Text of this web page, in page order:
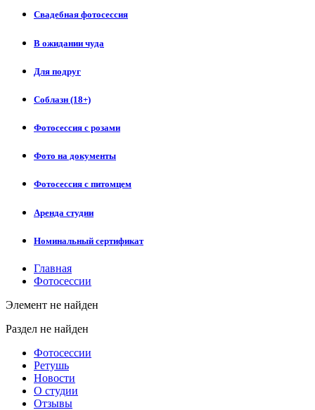
Свадебная фотосессия
В ожидании чуда
Для подруг
Соблазн (18+)
Фотосессия с розами
Фото на документы
Фотосессия с питомцем
Аренда студии
Номинальный сертификат
Главная
Фотосессии
Элемент не найден
Раздел не найден
Фотосессии
Ретушь
Новости
О студии
Отзывы